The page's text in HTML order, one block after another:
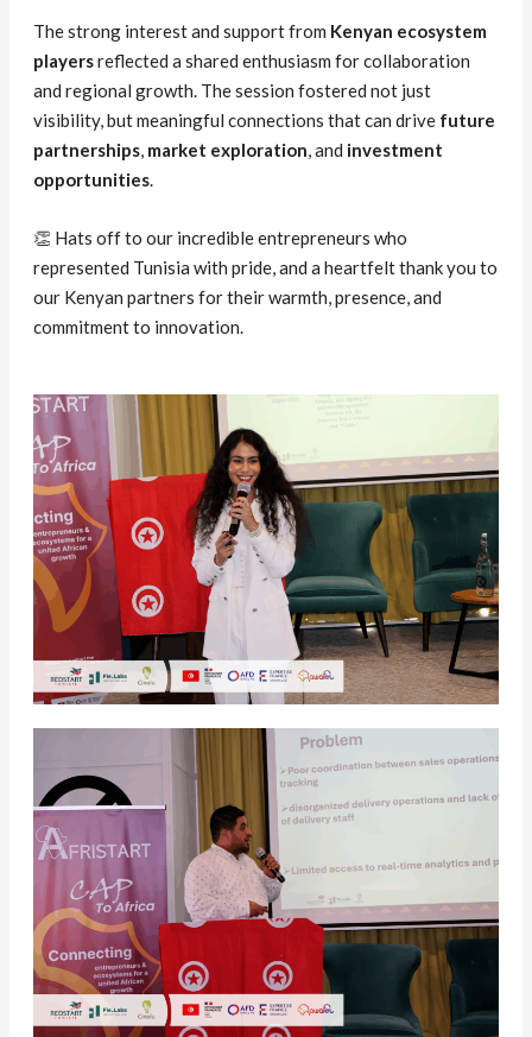
The strong interest and support from Kenyan ecosystem
playersreflected a shared enthusiasm for collaboration
and regional growth. The session fostered not just
visibility, but meaningful connections that can drive future
partnerships, market exploration, and investment
opportunities.
👏 Hats off to our incredible entrepreneurs who
represented Tunisia with pride, and a heartfelt thank you to
our Kenyan partners for their warmth, presence, and
commitment to innovation.